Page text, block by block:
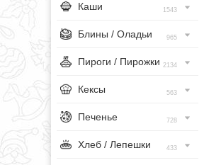
Каши 1543
Блины / Оладьи 965
Пироги / Пирожки 2134
Кексы 563
Печенье 728
Хлеб / Лепешки 433